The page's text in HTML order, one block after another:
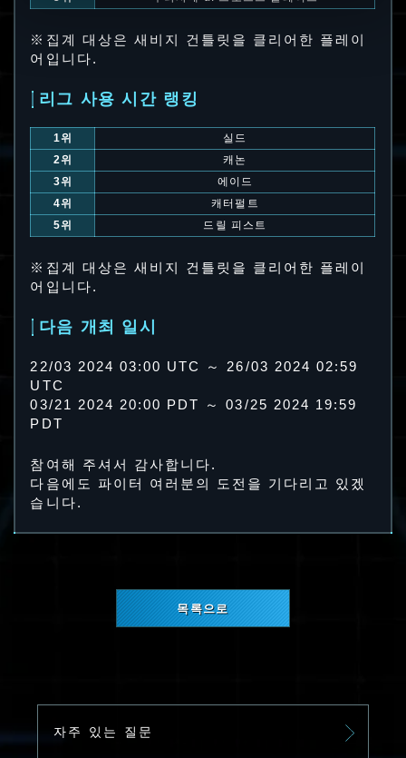
※집계 대상은 새비지 건틀릿을 클리어한 플레이
어입니다.
리그 사용 시간 랭킹
1위
실드
2위
캐논
3위
에이드
4위
캐터펄트
5위
드릴 피스트
※집계 대상은 새비지 건틀릿을 클리어한 플레이
어입니다.
다음 개최 일시
22/03 2024 03:00 UTC ～ 26/03 2024 02:59
UTC
03/21 2024 20:00 PDT ～ 03/25 2024 19:59
PDT
참여해 주셔서 감사합니다.
다음에도 파이터 여러분의 도전을 기다리고 있겠
습니다.
목록으로
자주 있는 질문